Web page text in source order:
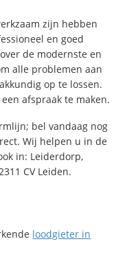
zijn hebben
en goed
de modernste en
alle problemen aan
op te lossen.
afspraak te maken.
bel vandaag nog
Wij helpen u in de
in: Leiderdorp,
CV Leiden.
loodgieter in